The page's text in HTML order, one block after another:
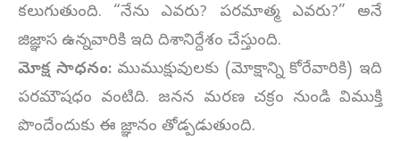
కలుగుతుంది. “నేను ఎవరు? పరమాత్మ ఎవరు?” అనే
జిజ్ఞాస ఉన్నవారికి ఇది దిశానిర్దేశం చేస్తుంది.
మోక్ష సాధనం:ముముక్షువులకు (మోక్షాన్ని కోరేవారికి) ఇది
పరమౌషధం వంటిది. జనన మరణ చక్రం నుండి విముక్తి
పొందేందుకు ఈ జ్ఞానం తోడ్పడుతుంది.